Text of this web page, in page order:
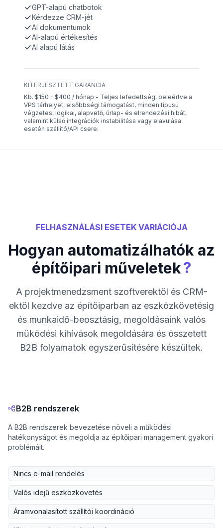
GPT-alapú chatbotok
Kérdezze CRM-jét
AI dokumentumok
AI-alapú értékesítés
AI alapú látás
KITERJESZTETT GARANCIA
Kb. $150 - $400 / hónap - Teljes lefedettség, beleértve a
VPS tárhelyet, elsőbbségi támogatást, minden típusú
végzetes, logikai, alapvető, űrlap- és elrendezési hibát,
valamint külső integrációk instabilitása vagy elavulása
esetén szállító/API csere.
FELHASZNÁLÁSI ESETEK VARIÁCIÓJA
Hogyan automatizálhatók az
építőipari műveletek?
A projektmenedzsment szoftverektől és CRM-
ektől kezdve az építőiparban az eszközkövetésig
és munkaidő-beosztásig, megoldásaink valós
működési kihívások megoldására és összetett
B2B folyamatok egyszerűsítésére készültek.
B2B rendszerek
A B2B rendszerek bevezetése növeli a működési
hatékonyságot és megoldja az építőipari management gyakori
problémáit.
Nincs e-mail rendelés
Valós idejű eszközkövetés
Áramvonalasított szállítói koordináció